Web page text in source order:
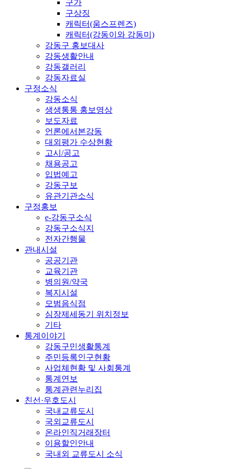
구가
구상징
캐릭터(움스프렌즈)
캐릭터(강동이와 강동미)
강동구 홍보대사
강동생활안내
강동갤러리
강동자료실
구정소식
강동소식
생생통통 홍보영상
보도자료
언론에서본강동
대외평가 수상현황
고시/공고
채용공고
입법예고
강동구보
유관기관소식
구정홍보
e-강동구소식
강동구소식지
전자간행물
관내시설
공공기관
교육기관
병의원/약국
복지시설
모범음식점
심장제세동기 위치정보
기타
통계이야기
강동구민생활통계
주민등록인구현황
사업체현황 및 사회통계
통계연보
통계관련누리집
친선·우호도시
국내교류도시
국외교류도시
온라인직거래장터
이용할인안내
국내외 교류도시 소식